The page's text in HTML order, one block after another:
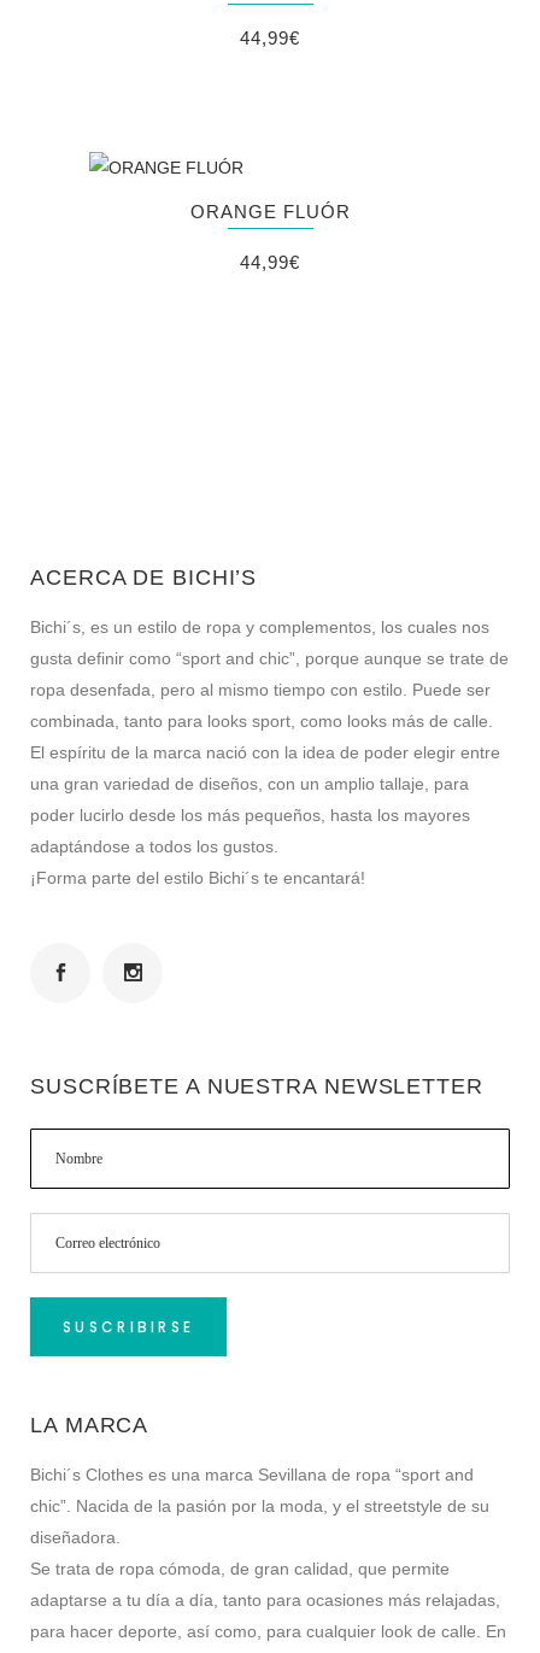
44,99€
ORANGE FLUÓR
44,99€
ACERCA DE BICHI’S
Bichi´s, es un estilo de ropa y complementos, los cuales nos
gusta definir como “sport and chic”, porque aunque se trate de
ropa desenfada, pero al mismo tiempo con estilo. Puede ser
combinada, tanto para looks sport, como looks más de calle.
El espíritu de la marca nació con la idea de poder elegir entre
una gran variedad de diseños, con un amplio tallaje, para
poder lucirlo desde los más pequeños, hasta los mayores
adaptándose a todos los gustos.
¡Forma parte del estilo Bichi´s te encantará!
SUSCRÍBETE A NUESTRA NEWSLETTER
LA MARCA
Bichi´s Clothes es una marca Sevillana de ropa “sport and
chic”. Nacida de la pasión por la moda, y el streetstyle de su
diseñadora.
Se trata de ropa cómoda, de gran calidad, que permite
adaptarse a tu día a día, tanto para ocasiones más relajadas,
para hacer deporte, así como, para cualquier look de calle. En